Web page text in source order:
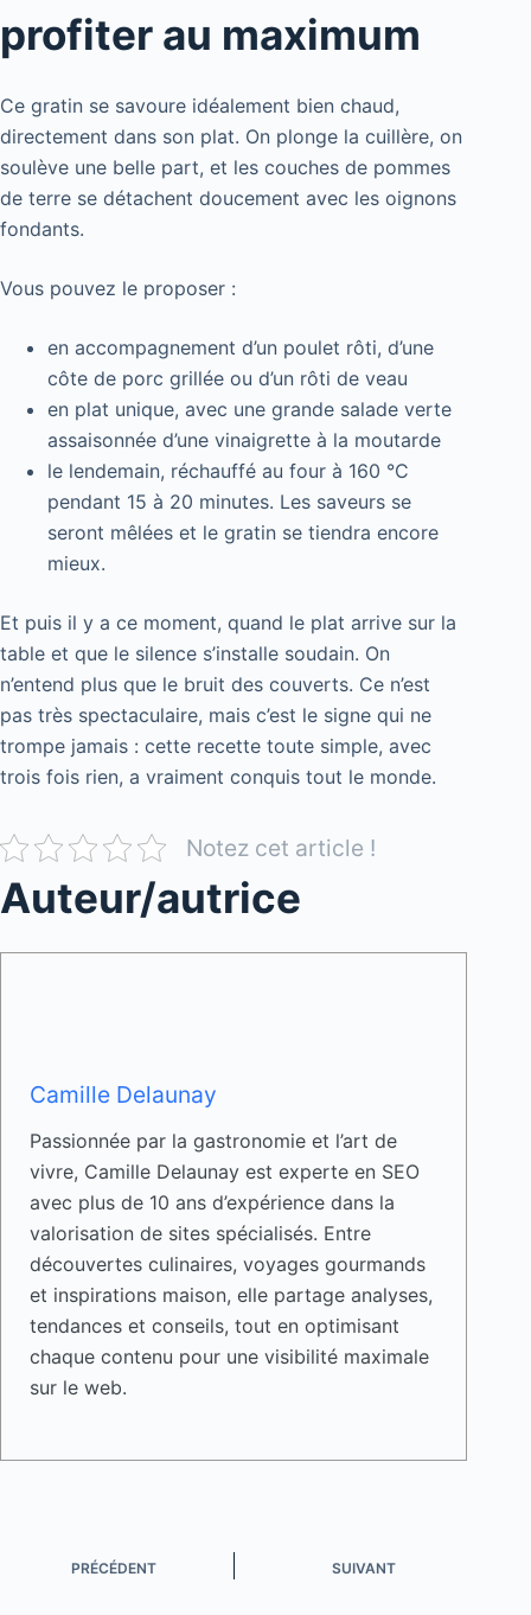
profiter au maximum
Ce gratin se savoure idéalement bien chaud,
directement dans son plat. On plonge la cuillère, on
soulève une belle part, et les couches de pommes
de terre se détachent doucement avec les oignons
fondants.
Vous pouvez le proposer :
en accompagnement d’un poulet rôti, d’une
côte de porc grillée ou d’un rôti de veau
en plat unique, avec une grande salade verte
assaisonnée d’une vinaigrette à la moutarde
le lendemain, réchauffé au four à 160 °C
pendant 15 à 20 minutes. Les saveurs se
seront mêlées et le gratin se tiendra encore
mieux.
Et puis il y a ce moment, quand le plat arrive sur la
table et que le silence s’installe soudain. On
n’entend plus que le bruit des couverts. Ce n’est
pas très spectaculaire, mais c’est le signe qui ne
trompe jamais : cette recette toute simple, avec
trois fois rien, a vraiment conquis tout le monde.
Notez cet article !
Auteur/autrice
Camille Delaunay
Passionnée par la gastronomie et l’art de
vivre, Camille Delaunay est experte en SEO
avec plus de 10 ans d’expérience dans la
valorisation de sites spécialisés. Entre
découvertes culinaires, voyages gourmands
et inspirations maison, elle partage analyses,
tendances et conseils, tout en optimisant
chaque contenu pour une visibilité maximale
sur le web.
PRÉCÉDENT SUIVANT